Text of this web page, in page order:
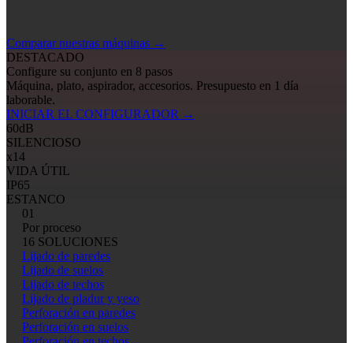
Comparar nuestras máquinas →
DESTACADO
Configure su conjunto en 8 pasos
Máquina, plato, aspirador, accesorios. Presupuesto en 1 día
laborable.
INICIAR EL CONFIGURADOR →
60dB
SILENCIOSO
x14
VIDA ÚTIL
IP65
ESTANCO
01
Por proceso
16 SOLUCIONES
Lijado de paredes
Lijado de suelos
Lijado de techos
Lijado de pladur y yeso
Perforación en paredes
Perforación en suelos